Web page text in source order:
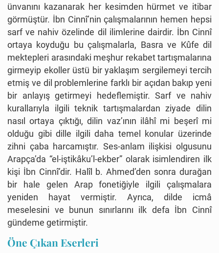
ünvanını kazanarak her kesimden hürmet ve itibar
görmüştür. İbn Cinnî’nin çalışmalarının hemen hepsi
sarf ve nahiv özelinde dil ilimlerine dairdir. İbn Cinnî
ortaya koyduğu bu çalışmalarla, Basra ve Kûfe dil
mektepleri arasındaki meşhur rekabet tartışmalarına
girmeyip ekoller üstü bir yaklaşım sergilemeyi tercih
etmiş ve dil problemlerine farklı bir açıdan bakıp yeni
bir anlayış getirmeyi hedeflemiştir. Sarf ve nahiv
kurallarıyla ilgili teknik tartışmalardan ziyade dilin
nasıl ortaya çıktığı, dilin vaz’ının ilâhî mi beşerî mi
olduğu gibi dille ilgili daha temel konular üzerinde
zihni çaba harcamıştır. Ses-anlam ilişkisi olgusunu
Arapça’da “el-iştikâku’l-ekber” olarak isimlendiren ilk
kişi İbn Cinnî’dir. Halîl b. Ahmed’den sonra durağan
bir hale gelen Arap fonetiğiyle ilgili çalışmalara
yeniden hayat vermiştir. Ayrıca, dilde icmâ
meselesini ve bunun sınırlarını ilk defa İbn Cinnî
gündeme getirmiştir.
Öne Çıkan Eserleri